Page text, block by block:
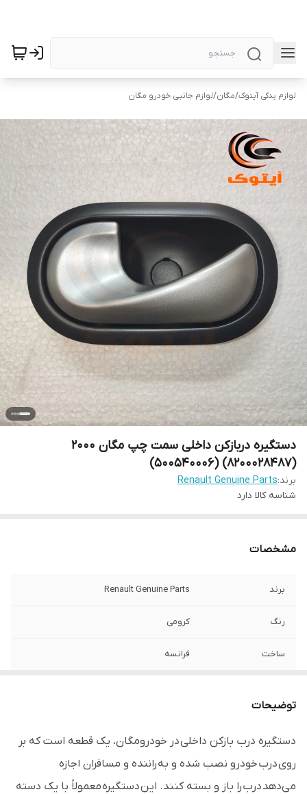
لوازم یدکی آیتوک/مگان/لوازم جانبی خودرو مگان
دستگیره دربازکن داخلی سمت چپ مگان 2000
(8200028487) (500540006)
برند:Renault Genuine Parts
شناسه کالا دارد
مشخصات
برند Renault Genuine Parts
رنگ کرومی
ساخت فرانسه
نوع محصول وارداتی
ليبل اصالت كالا دارد
توضیحات
دستگیره درب بازکن داخلی در خودرومگان، یک قطعه است که بر
روی درب خودرو نصب شده و به راننده و مسافران اجازه
می‌دهد درب را باز و بسته کنند. این دستگیره معمولاً با یک دسته